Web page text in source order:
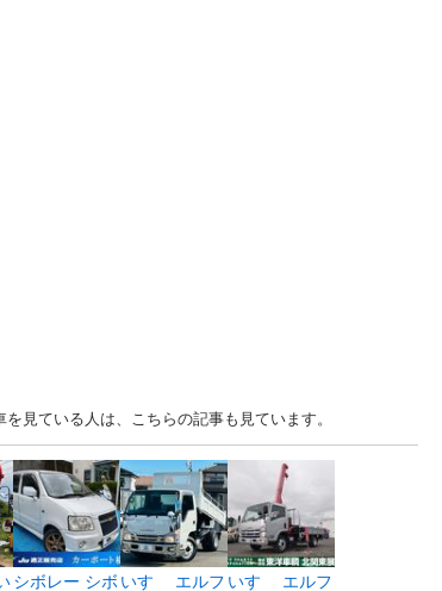
見ている人は、こちらの記事も見ています。
シボレー シボ いすゞ エルフ いすゞ エルフ